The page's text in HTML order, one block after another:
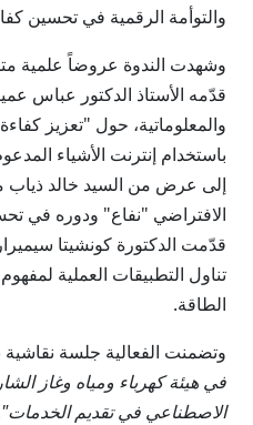
والتوأمة الرقمية في تحسين
وشهدت الندوة عروضاً علمية
قدّمه الأستاذ الدكتور عباس
والمعلوماتية، حول "تعزيز
باستخدام إنترنت الأشياء
إلى عرض من السيد خالد
الافتراضي "نفاع" ودوره في
قدّمت الدكتورة كونشيتا
تناول التطبيقات العملية
الطاقة.
وتضمنت الفعالية جلسة نقاشية
في هيئة كهرباء ومياه وغاز
الاصطناعي في تقديم الخدمات"